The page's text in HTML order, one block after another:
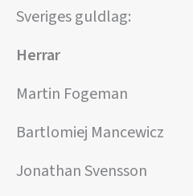
Sveriges guldlag:
Herrar
Martin Fogeman
Bartlomiej Mancewicz
Jonathan Svensson